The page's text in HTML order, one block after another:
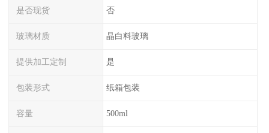
是否现货 否
玻璃材质 晶白料玻璃
提供加工定制 是
包装形式 纸箱包装
容量 500ml